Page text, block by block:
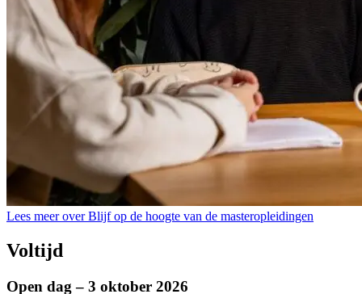
Lees meer over Blijf op de hoogte van de masteropleidingen
Voltijd
Open dag – 3 oktober 2026